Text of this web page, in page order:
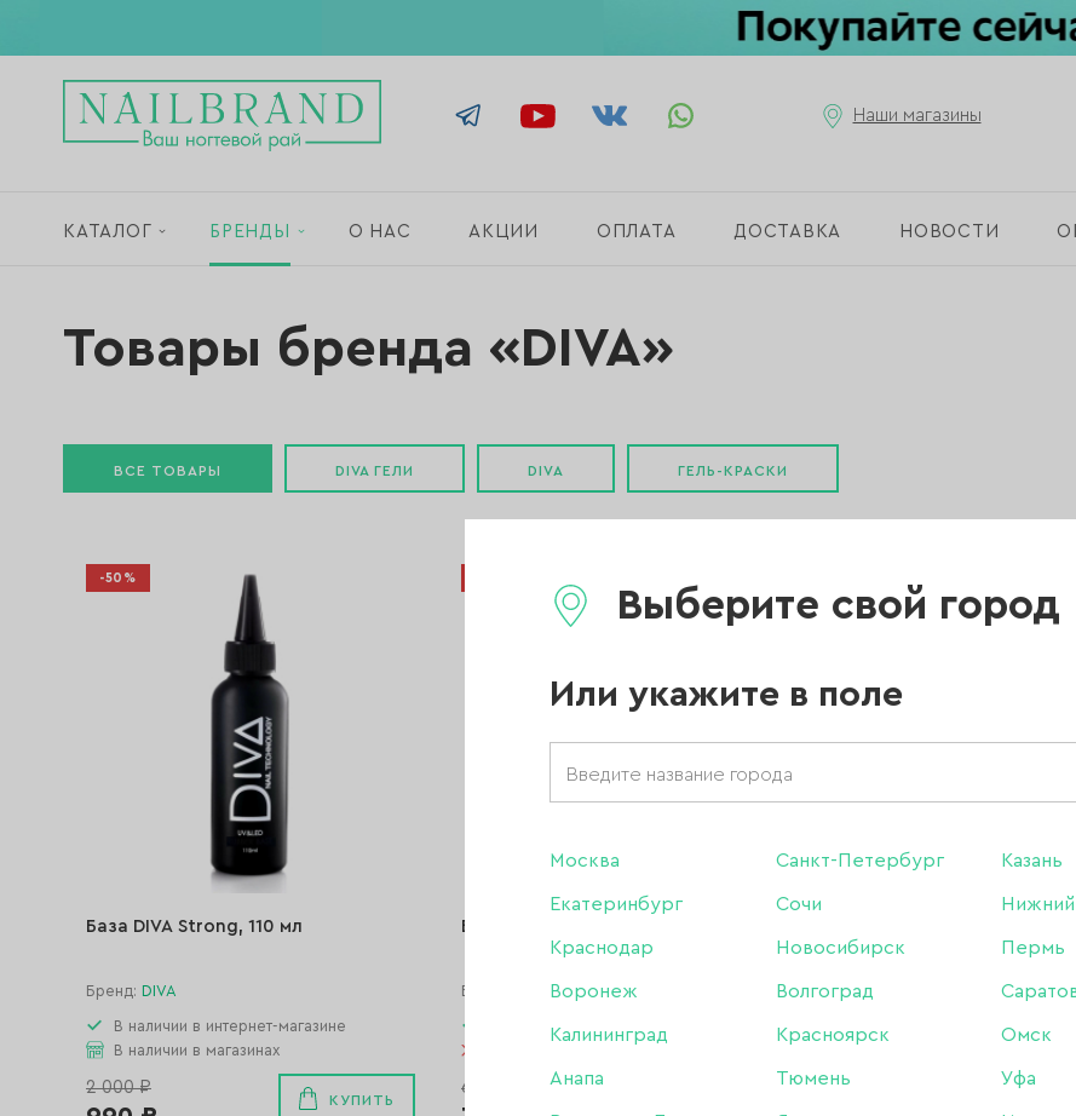
Выберите свой город
Или укажите в поле
Москва Санкт-Петербург Казань
Екатеринбург Сочи
Краснодар Новосибирск Пермь
Воронеж Волгоград
Калининград Красноярск Омск
Анапа Тюмень Уфа
Наши магазины
КАТАЛОГ БРЕНДЫ О НАС АКЦИИ ОПЛАТА ДОСТАВКА НОВОСТИ
Товары бренда «DIVA»
ВСЕ ТОВАРЫ DIVA ГЕЛИ DIVA ГЕЛЬ-КРАСКИ
-50%
База DIVA Strong, 110 мл
Бренд: DIVA
В наличии в интернет-магазине
В наличии в магазинах
2 000 ₽
КУПИТЬ
База DIVA Shine Base SB1, 15 мл
Бренд:
В наличии в интернет-магазине
650 ₽
акрил), 15 мл
Бренд:
Нет в интернет-магазине
780 ₽